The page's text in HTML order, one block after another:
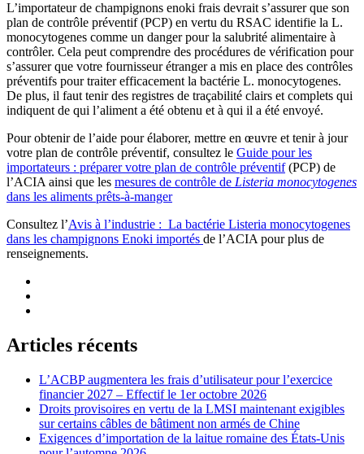
L’importateur de champignons enoki frais devrait s’assurer que son
plan de contrôle préventif (PCP) en vertu du RSAC identifie la L.
monocytogenes comme un danger pour la salubrité alimentaire à
contrôler. Cela peut comprendre des procédures de vérification pour
s’assurer que votre fournisseur étranger a mis en place des contrôles
préventifs pour traiter efficacement la bactérie L. monocytogenes.
De plus, il faut tenir des registres de traçabilité clairs et complets qui
indiquent de qui l’aliment a été obtenu et à qui il a été envoyé.
Pour obtenir de l’aide pour élaborer, mettre en œuvre et tenir à jour
votre plan de contrôle préventif, consultez le Guide pour les
importateurs : préparer votre plan de contrôle préventif(PCP) de
l’ACIA ainsi que les mesures de contrôle de Listeria monocytogenes
dans les aliments prêts-à-manger
Consultez l’Avis à l’industrie : La bactérie Listeria monocytogenes
dans les champignons Enoki importés de l’ACIA pour plus de
renseignements.
Articles récents
L’ACBP augmentera les frais d’utilisateur pour l’exercice
financier 2027 – Effectif le 1er octobre 2026
Droits provisoires en vertu de la LMSI maintenant exigibles
sur certains câbles de bâtiment non armés de Chine
Exigences d’importation de la laitue romaine des États-Unis